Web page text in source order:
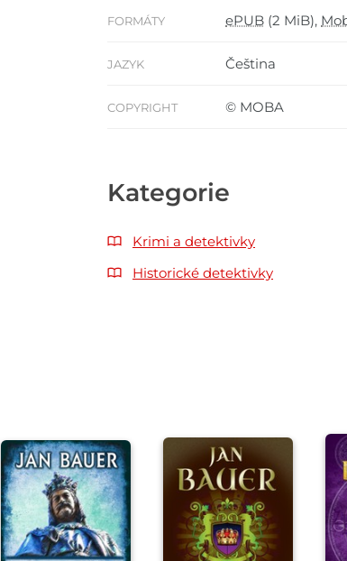
FORMÁTY ePUB (2 MiB),
JAZYK Čeština
COPYRIGHT © MOBA
Kategorie
Krimi a detektivky
Historické detektivky